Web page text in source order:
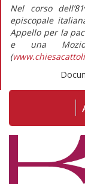
Nel corso dell’81
episcopale
Appello per la
e una
(